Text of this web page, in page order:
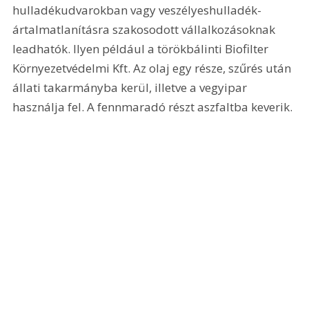
hulladékudvarokban vagy veszélyeshulladék-
ártalmatlanításra szakosodott vállalkozásoknak
leadhatók. Ilyen például a törökbálinti Biofilter
Környezetvédelmi Kft. Az olaj egy része, szűrés után
állati takarmányba kerül, illetve a vegyipar
használja fel. A fennmaradó részt aszfaltba keverik.